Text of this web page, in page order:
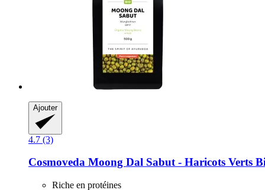
Ajouter
4.7 (3)
Cosmoveda Moong Dal Sabut -​ Haricots Verts
Riche en protéines